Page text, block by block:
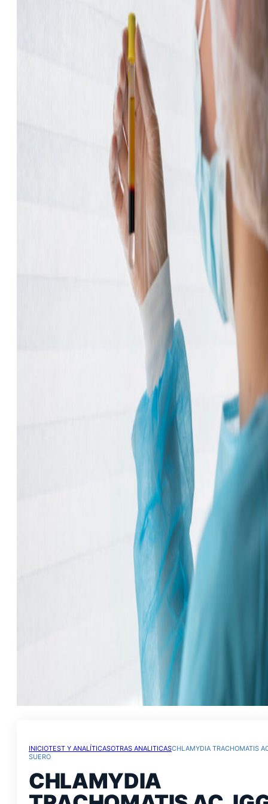
INICIOTEST Y ANALÍTICASOTRAS ANALITICASCHLAMYDIA TRACHOMATIS
SUERO
CHLAMYDIA